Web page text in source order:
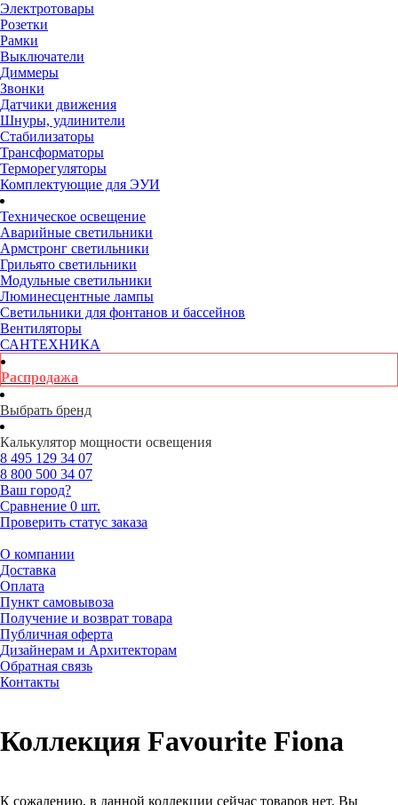
Электротовары
Розетки
Рамки
Выключатели
Диммеры
Звонки
Датчики движения
Шнуры, удлинители
Стабилизаторы
Трансформаторы
Терморегуляторы
Комплектующие для ЭУИ
Техническое освещение
Аварийные светильники
Армстронг светильники
Грильято светильники
Модульные светильники
Люминесцентные лампы
Светильники для фонтанов и бассейнов
Вентиляторы
САНТЕХНИКА
Распродажа
Выбрать бренд
Калькулятор мощности освещения
8 495 129 34 07
8 800 500 34 07
Ваш город?
Сравнение 0 шт.
Проверить статус заказа
О компании
Доставка
Оплата
Пункт самовывоза
Получение и возврат товара
Публичная оферта
Дизайнерам и Архитекторам
Обратная связь
Контакты
Коллекция Favourite Fiona
К сожалению, в данной коллекции сейчас товаров нет. Вы